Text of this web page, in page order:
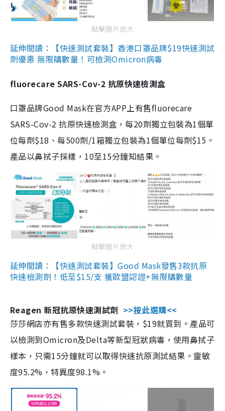
點擊圖片放大
延伸閱讀：【快速測試套裝】香港口罩品牌$19快速測試
劑優惠 無限購數量！可檢測Omicron病毒
fluorecare SARS-Cov-2 抗原快速檢測盒
口罩品牌Good Mask在官方APP上有售fluorecare
SARS-Cov-2 抗原快速檢測盒，每20劑獨立包裝為1個單
位每劑$18、每500劑/1箱獨立包裝為1個單位每劑$15。
產品以鼻拭子採樣，10至15分鐘知結果。
點擊圖片放大
延伸閱讀：【快速測試套裝】Good Mask發售3款抗原
快速檢測劑！低至$15/支 獲歐盟認證+無限購數量
Reagen 新冠抗原快速測試劑 >>按此選購<<
莎莎網店亦有售多款快速測試套裝，$19就買到。產品可
以檢測到Omicron及Delta等新型冠狀病毒，使用鼻拭子
樣本，只需15分鐘就可以取得快速抗原測試結果。靈敏
度95.2%，特異度98.1%。